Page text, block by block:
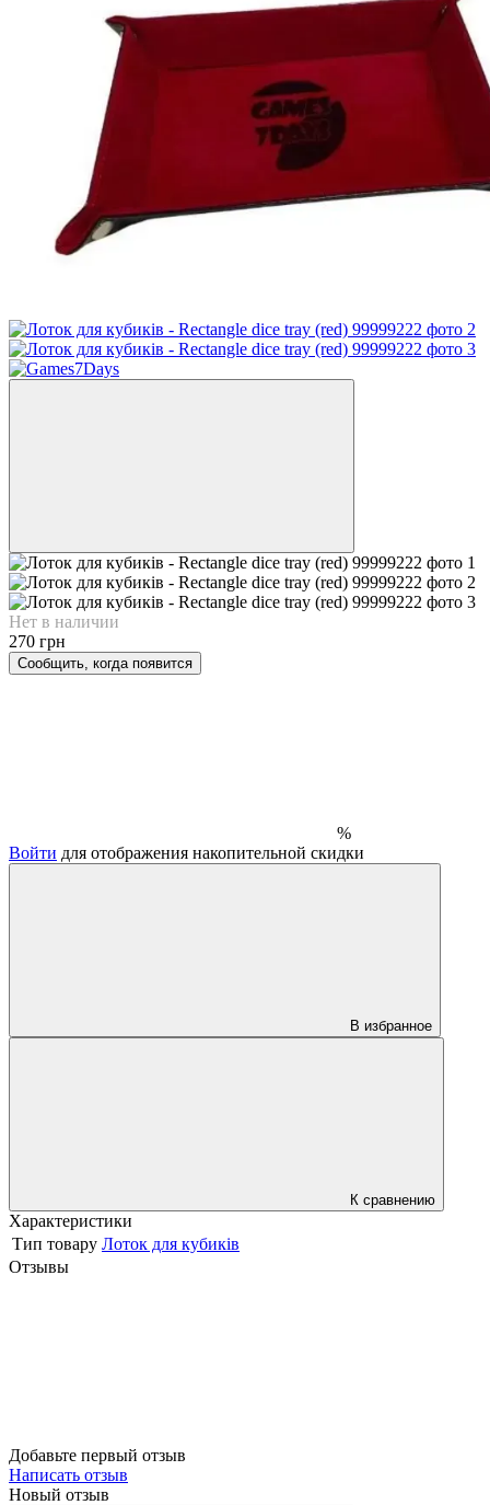
Нет в наличии
270 грн
Сообщить, когда появится
%
Войти для отображения накопительной скидки
В избранное
К сравнению
Характеристики
Тип товару Лоток для кубиків
Отзывы
Добавьте первый отзыв
Написать отзыв
Новый отзыв